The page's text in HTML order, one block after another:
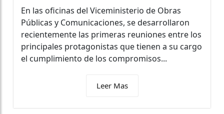
En las oficinas del Viceministerio de Obras
Públicas y Comunicaciones, se desarrollaron
recientemente las primeras reuniones entre los
principales protagonistas que tienen a su cargo
el cumplimiento de los compromisos...
Leer Mas